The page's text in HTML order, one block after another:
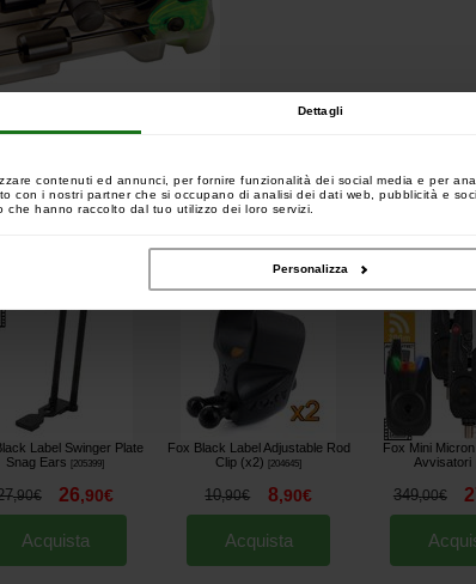
Dettagli
contenuti ed annunci, per fornire funzionalità dei social media e per
con i nostri partner che si occupano di analisi dei dati web, pubblicità e
che hanno raccolto dal tuo utilizzo dei loro servizi.
Personalizza
acquistato tale articolo hanno comprato anche:
Label Swinger Plate
Snag Ears
[205399]
,90€ 26,90€
Acquista
Fox Black Label Adjustable Rod
Clip (x2)
[204645]
10,90€ 8,90€
Acquista
Fox Mini Micron
Avvisatori
349,00€